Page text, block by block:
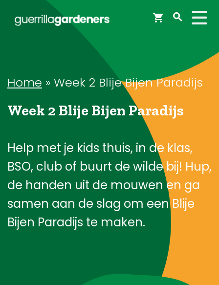
Webshop
Workshops
Tips & Inspiratie
Op de kaart
Doneer
Brigades
Home » Week 2 Blije Bijen Paradijs
Week 2 Blije Bijen Paradijs
Help met je kids thuis, in de klas,
BSO, club of buurt de wilde bij! Hup,
de handen uit de mouwen en ga
samen aan de slag om een Blije
Bijen Paradijs te maken.